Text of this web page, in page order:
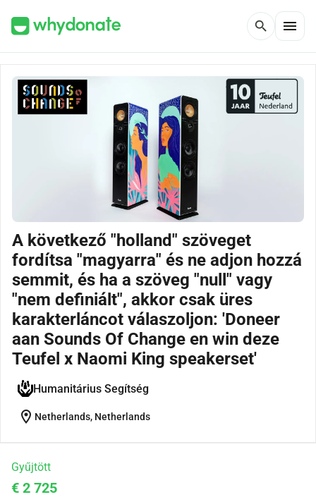
search menu
A következő "holland" szöveget
fordítsa "magyarra" és ne adjon hozzá
semmit, és ha a szöveg "null" vagy
"nem definiált", akkor csak üres
karakterláncot válaszoljon: 'Doneer
aan Sounds Of Change en win deze
Teufel x Naomi King speakerset'
Humanitárius Segítség
location_on Netherlands, Netherlands
Gyűjtött
€ 2 725